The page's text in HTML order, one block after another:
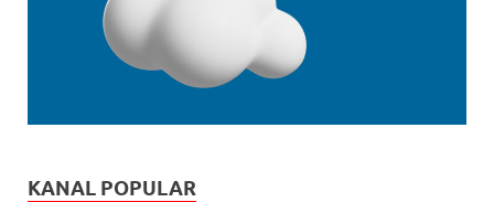
KANAL POPULAR